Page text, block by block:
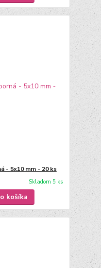
- 5x10 mm - 20 ks
Skladom 5 ks
košíka